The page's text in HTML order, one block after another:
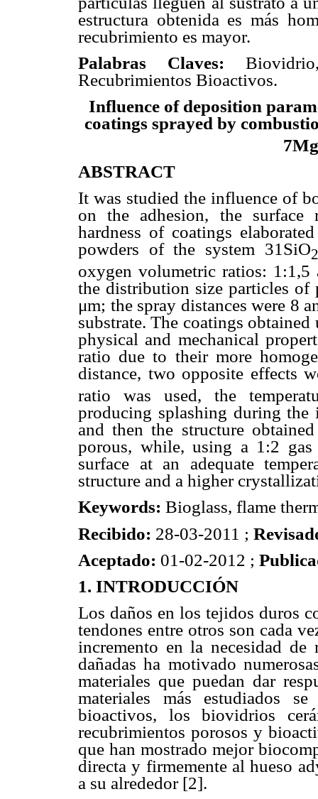
estructura obtenida es más
recubrimiento es mayor.
Palabras Claves:
Recubrimientos Bioactivos.
Influence of deposition
coatings sprayed by
ABSTRACT
It was studied the influence of
on the adhesion, the surface
hardness of coatings
powders of the system 31SiO2
oxygen volumetric ratios: 1:1,5
the distribution size particles of
μm; the spray distances were 8
substrate. The coatings
physical and mechanical
ratio due to their more
distance, two opposite effects
ratio was used, the
producing splashing during the
and then the structure
porous, while, using a 1:2 gas
surface at an adequate
structure and a higher
Keywords: Bioglass, flame
Recibido: 28-03-2011 ;
Aceptado: 01-02-2012 ;
1. INTRODUCCIÓN
Los daños en los tejidos duros
tendones entre otros son cada
incremento en la necesidad de
dañadas ha motivado
materiales que puedan dar
materiales más estudiados
bioactivos, los biovidrios
recubrimientos porosos y
que han mostrado mejor
directa y firmemente al hueso
a su alrededor [2].